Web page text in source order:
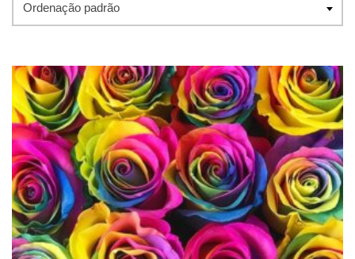
Ordenação padrão